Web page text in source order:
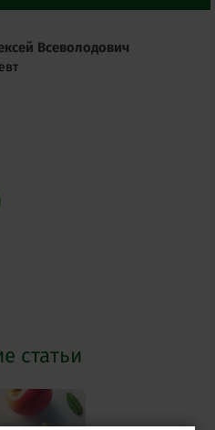
Всеволодович
статьи